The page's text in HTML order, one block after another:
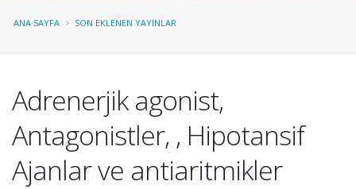
ANA SAYFA SON EKLENEN YAYINLAR
Adrenerjik agonist,
Antagonistler, , Hipotansif
Ajanlar ve antiaritmikler